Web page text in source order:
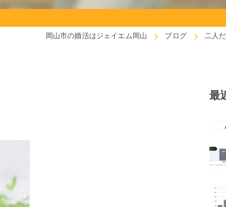
岡山市の婚活はジェイエム岡山 ブログ 二人
最